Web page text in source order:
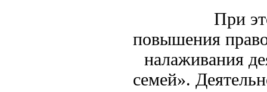
При этом
повышения
налаживания
семей».